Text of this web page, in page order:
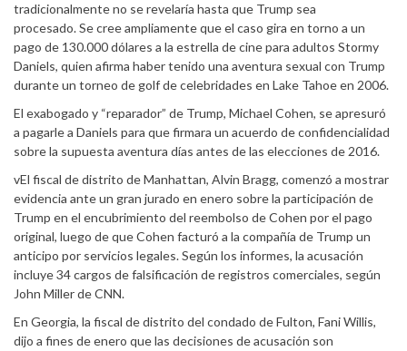
tradicionalmente no se revelaría hasta que Trump sea
procesado. Se cree ampliamente que el caso gira en torno a un
pago de 130.000 dólares a la estrella de cine para adultos Stormy
Daniels, quien afirma haber tenido una aventura sexual con Trump
durante un torneo de golf de celebridades en Lake Tahoe en 2006.
El exabogado y “reparador” de Trump, Michael Cohen, se apresuró
a pagarle a Daniels para que firmara un acuerdo de confidencialidad
sobre la supuesta aventura días antes de las elecciones de 2016.
vEl fiscal de distrito de Manhattan, Alvin Bragg, comenzó a mostrar
evidencia ante un gran jurado en enero sobre la participación de
Trump en el encubrimiento del reembolso de Cohen por el pago
original, luego de que Cohen facturó a la compañía de Trump un
anticipo por servicios legales. Según los informes, la acusación
incluye 34 cargos de falsificación de registros comerciales, según
John Miller de CNN.
En Georgia, la fiscal de distrito del condado de Fulton, Fani Willis,
dijo a fines de enero que las decisiones de acusación son